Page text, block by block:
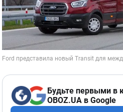
Будьте первыми в
OBOZ.UA в Google